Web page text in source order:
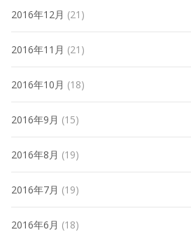
2016年12月 (21)
2016年11月 (21)
2016年10月 (18)
2016年9月 (15)
2016年8月 (19)
2016年7月 (19)
2016年6月 (18)